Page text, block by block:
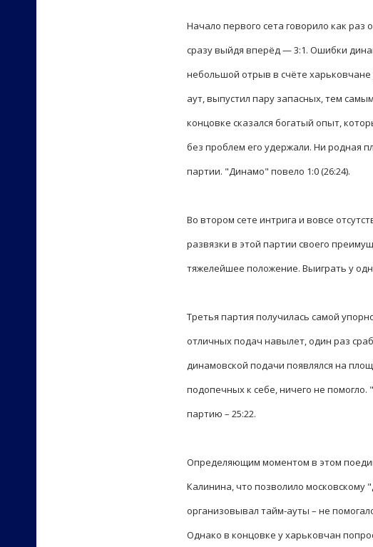
Начало первого сета говорило как
сразу выйдя вперёд — 3:1. Ошибки
небольшой отрыв в счёте
аут, выпустил пару запасных, тем
концовке сказался богатый опыт,
без проблем его удержали. Ни родная
партии. "Динамо" повело 1:0 (26:24).
Во втором сете интрига и вовсе
развязки в этой партии своего
тяжелейшее положение. Выиграть у
Третья партия получилась самой
отличных подач навылет, один раз
динамовской подачи появлялся на
подопечных к себе, ничего не
партию – 25:22.
Определяющим моментом в этом
Калинина, что позволило
организовывал тайм-ауты – не
Однако в концовке у харьковчан